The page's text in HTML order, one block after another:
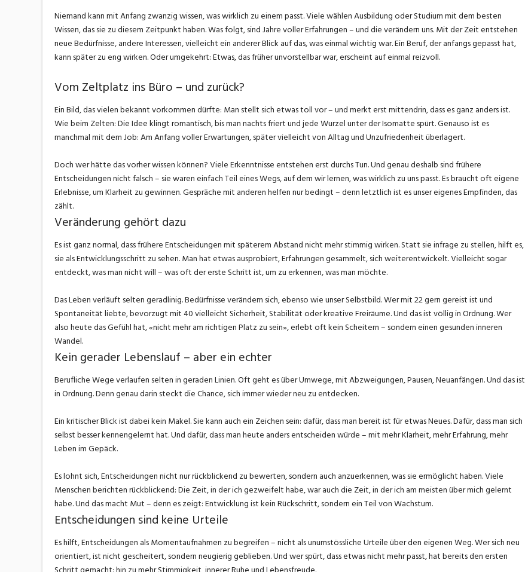
Niemand kann mit Anfang zwanzig wissen, was wirklich zu einem passt. Viele wählen Ausbildung oder Studium mit dem besten
Wissen, das sie zu diesem Zeitpunkt haben. Was folgt, sind Jahre voller Erfahrungen – und die verändern uns. Mit der Zeit entstehen
neue Bedürfnisse, andere Interessen, vielleicht ein anderer Blick auf das, was einmal wichtig war. Ein Beruf, der anfangs gepasst hat,
kann später zu eng wirken. Oder umgekehrt: Etwas, das früher unvorstellbar war, erscheint auf einmal reizvoll.
Vom Zeltplatz ins Büro – und zurück?
Ein Bild, das vielen bekannt vorkommen dürfte: Man stellt sich etwas toll vor – und merkt erst mittendrin, dass es ganz anders ist.
Wie beim Zelten: Die Idee klingt romantisch, bis man nachts friert und jede Wurzel unter der Isomatte spürt. Genauso ist es
manchmal mit dem Job: Am Anfang voller Erwartungen, später vielleicht von Alltag und Unzufriedenheit überlagert.
Doch wer hätte das vorher wissen können? Viele Erkenntnisse entstehen erst durchs Tun. Und genau deshalb sind frühere
Entscheidungen nicht falsch – sie waren einfach Teil eines Wegs, auf dem wir lernen, was wirklich zu uns passt. Es braucht oft eigene
Erlebnisse, um Klarheit zu gewinnen. Gespräche mit anderen helfen nur bedingt – denn letztlich ist es unser eigenes Empfinden, das
zählt.
Veränderung gehört dazu
Es ist ganz normal, dass frühere Entscheidungen mit späterem Abstand nicht mehr stimmig wirken. Statt sie infrage zu stellen, hilft es,
sie als Entwicklungsschritt zu sehen. Man hat etwas ausprobiert, Erfahrungen gesammelt, sich weiterentwickelt. Vielleicht sogar
entdeckt, was man nicht will – was oft der erste Schritt ist, um zu erkennen, was man möchte.
Das Leben verläuft selten geradlinig. Bedürfnisse verändern sich, ebenso wie unser Selbstbild. Wer mit 22 gern gereist ist und
Spontaneität liebte, bevorzugt mit 40 vielleicht Sicherheit, Stabilität oder kreative Freiräume. Und das ist völlig in Ordnung. Wer
also heute das Gefühl hat, «nicht mehr am richtigen Platz zu sein», erlebt oft kein Scheitern – sondern einen gesunden inneren
Wandel.
Kein gerader Lebenslauf – aber ein echter
Berufliche Wege verlaufen selten in geraden Linien. Oft geht es über Umwege, mit Abzweigungen, Pausen, Neuanfängen. Und das ist
in Ordnung. Denn genau darin steckt die Chance, sich immer wieder neu zu entdecken.
Ein kritischer Blick ist dabei kein Makel. Sie kann auch ein Zeichen sein: dafür, dass man bereit ist für etwas Neues. Dafür, dass man sich
selbst besser kennengelernt hat. Und dafür, dass man heute anders entscheiden würde – mit mehr Klarheit, mehr Erfahrung, mehr
Leben im Gepäck.
Es lohnt sich, Entscheidungen nicht nur rückblickend zu bewerten, sondern auch anzuerkennen, was sie ermöglicht haben. Viele
Menschen berichten rückblickend: Die Zeit, in der ich gezweifelt habe, war auch die Zeit, in der ich am meisten über mich gelernt
habe. Und das macht Mut – denn es zeigt: Entwicklung ist kein Rückschritt, sondern ein Teil von Wachstum.
Entscheidungen sind keine Urteile
Es hilft, Entscheidungen als Momentaufnahmen zu begreifen – nicht als unumstössliche Urteile über den eigenen Weg. Wer sich neu
orientiert, ist nicht gescheitert, sondern neugierig geblieben. Und wer spürt, dass etwas nicht mehr passt, hat bereits den ersten